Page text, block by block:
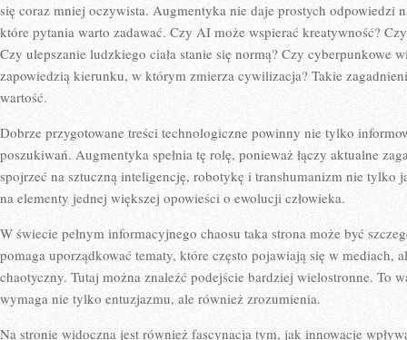
się coraz mniej oczywista. Augmentyka nie daje prostych odpowiedzi
które pytania warto zadawać. Czy AI może wspierać kreatywność?
Czy ulepszanie ludzkiego ciała stanie się normą? Czy cyberpunkowe
zapowiedzią kierunku, w którym zmierza cywilizacja? Takie
wartość.
Dobrze przygotowane treści technologiczne powinny nie tylko
poszukiwań. Augmentyka spełnia tę rolę, ponieważ łączy aktualne
spojrzeć na sztuczną inteligencję, robotykę i transhumanizm nie tylko
na elementy jednej większej opowieści o ewolucji człowieka.
W świecie pełnym informacyjnego chaosu taka strona może być
pomaga uporządkować tematy, które często pojawiają się w mediach,
chaotyczny. Tutaj można znaleźć podejście bardziej wielostronne. To
wymaga nie tylko entuzjazmu, ale również zrozumienia.
Na stronie widoczna jest również fascynacja tym, jak innowacje